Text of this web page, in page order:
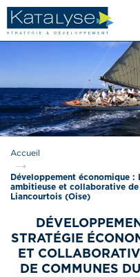
Accueil
Développement économique
ambitieuse et collaborative de
Liancourtois (Oise)
STRATÉGIE
ET
DE COMMUNES